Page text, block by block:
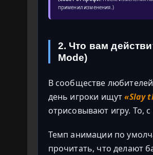
применил изменения.)
2. Что вам
Mode)
В сообществе
день игроки ищут«Slay
отрисовывают игру. То,
Темп анимации по
прочитать, что делают